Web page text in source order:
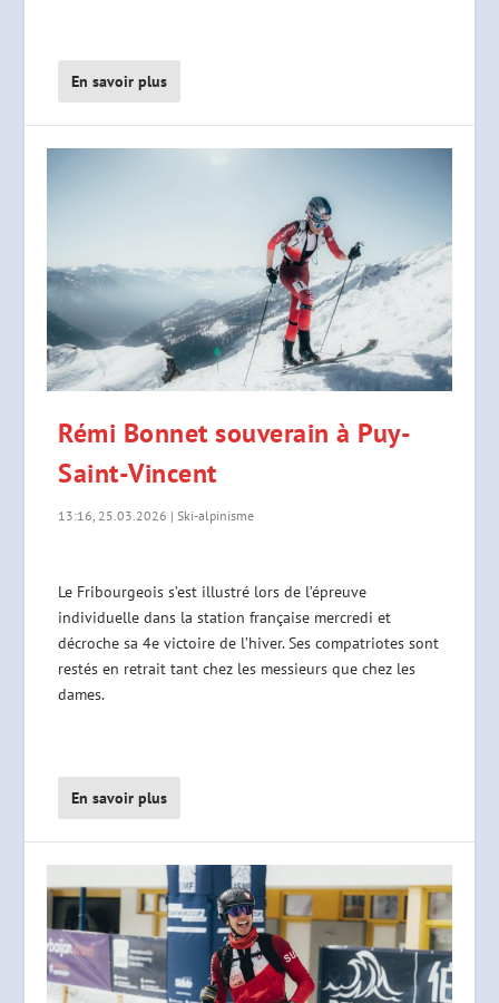
En savoir plus
Rémi Bonnet souverain à Puy-
Saint-Vincent
13:16, 25.03.2026 | Ski-alpinisme
Le Fribourgeois s’est illustré lors de l’épreuve
individuelle dans la station française mercredi et
décroche sa 4e victoire de l’hiver. Ses compatriotes sont
restés en retrait tant chez les messieurs que chez les
dames.
En savoir plus